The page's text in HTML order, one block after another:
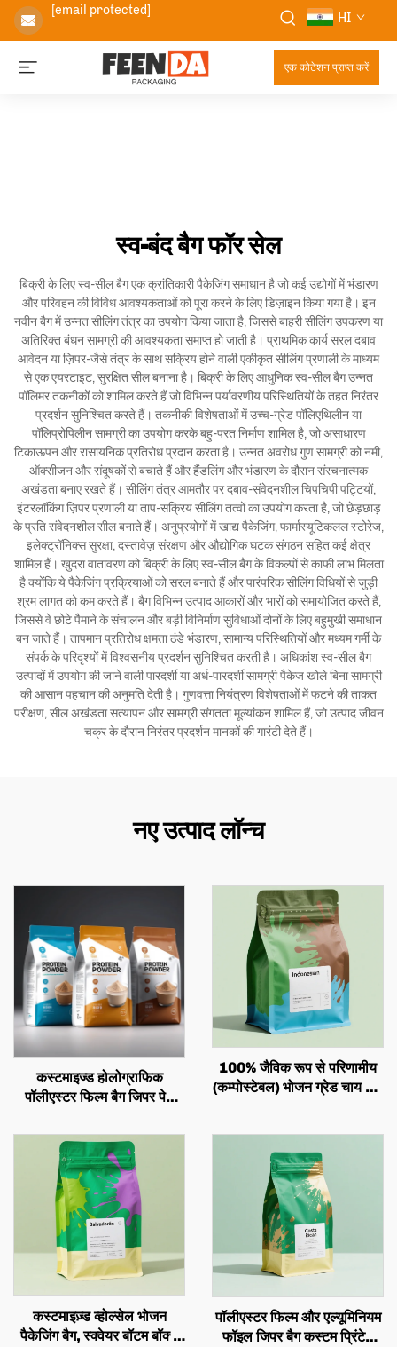
[email protected] HI
एक कोटेशन प्राप्त करें
स्व-बंद बैग फॉर सेल
बिक्री के लिए स्व-सील बैग एक क्रांतिकारी पैकेजिंग समाधान है जो कई उद्योगों में भंडारण
और परिवहन की विविध आवश्यकताओं को पूरा करने के लिए डिज़ाइन किया गया है। इन
नवीन बैग में उन्नत सीलिंग तंत्र का उपयोग किया जाता है, जिससे बाहरी सीलिंग उपकरण या
अतिरिक्त बंधन सामग्री की आवश्यकता समाप्त हो जाती है। प्राथमिक कार्य सरल दबाव
आवेदन या ज़िपर-जैसे तंत्र के साथ सक्रिय होने वाली एकीकृत सीलिंग प्रणाली के माध्यम
से एक एयरटाइट, सुरक्षित सील बनाना है। बिक्री के लिए आधुनिक स्व-सील बैग उन्नत
पॉलिमर तकनीकों को शामिल करते हैं जो विभिन्न पर्यावरणीय परिस्थितियों के तहत निरंतर
प्रदर्शन सुनिश्चित करते हैं। तकनीकी विशेषताओं में उच्च-ग्रेड पॉलिएथिलीन या
पॉलिप्रोपिलीन सामग्री का उपयोग करके बहु-परत निर्माण शामिल है, जो असाधारण
टिकाऊपन और रासायनिक प्रतिरोध प्रदान करता है। उन्नत अवरोध गुण सामग्री को नमी,
ऑक्सीजन और संदूषकों से बचाते हैं और हैंडलिंग और भंडारण के दौरान संरचनात्मक
अखंडता बनाए रखते हैं। सीलिंग तंत्र आमतौर पर दबाव-संवेदनशील चिपचिपी पट्टियों,
इंटरलॉकिंग ज़िपर प्रणाली या ताप-सक्रिय सीलिंग तत्वों का उपयोग करता है, जो छेड़छाड़
के प्रति संवेदनशील सील बनाते हैं। अनुप्रयोगों में खाद्य पैकेजिंग, फार्मास्यूटिकलल स्टोरेज,
इलेक्ट्रॉनिक्स सुरक्षा, दस्तावेज़ संरक्षण और औद्योगिक घटक संगठन सहित कई क्षेत्र
शामिल हैं। खुदरा वातावरण को बिक्री के लिए स्व-सील बैग के विकल्पों से काफी लाभ मिलता
है क्योंकि ये पैकेजिंग प्रक्रियाओं को सरल बनाते हैं और पारंपरिक सीलिंग विधियों से जुड़ी
श्रम लागत को कम करते हैं। बैग विभिन्न उत्पाद आकारों और भारों को समायोजित करते हैं,
जिससे वे छोटे पैमाने के संचालन और बड़ी विनिर्माण सुविधाओं दोनों के लिए बहुमुखी समाधान
बन जाते हैं। तापमान प्रतिरोध क्षमता ठंडे भंडारण, सामान्य परिस्थितियों और मध्यम गर्मी के
संपर्क के परिदृश्यों में विश्वसनीय प्रदर्शन सुनिश्चित करती है। अधिकांश स्व-सील बैग
उत्पादों में उपयोग की जाने वाली पारदर्शी या अर्ध-पारदर्शी सामग्री पैकेज खोले बिना सामग्री
की आसान पहचान की अनुमति देती है। गुणवत्ता नियंत्रण विशेषताओं में फटने की ताकत
परीक्षण, सील अखंडता सत्यापन और सामग्री संगतता मूल्यांकन शामिल हैं, जो उत्पाद जीवन
चक्र के दौरान निरंतर प्रदर्शन मानकों की गारंटी देते हैं।
नए उत्पाद लॉन्च
कस्टमाइज्ड होलोग्राफिक
पॉलीएस्टर फिल्म बैग जिपर पेट
प्रोटीन पाउडर बैग जिपर वाला
100% जैविक रूप से परिणामीय
(कम्पोस्टेबल) भोजन ग्रेड चाय और
कस्टमाइज़्ड व्होल्सेल भोजन
पैकेजिंग बैग, स्क्वेयर बॉटम बॉक्स
पॉलीएस्टर फिल्म और एल्यूमिनियम
फॉइल जिपर बैग कस्टम प्रिंटेड